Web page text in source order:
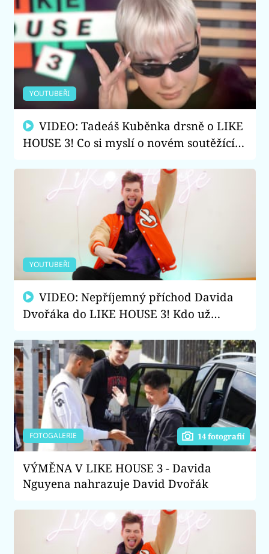
YOUTUBEŘI
HOUSE 3! Co si myslí o novém soutěžícím
YOUTUBEŘI
Dvořáka do LIKE HOUSE 3! Kdo už
FOTOGALERIE 14 fotografií
VÝMĚNA V LIKE HOUSE 3 - Davida
Nguyena nahrazuje David Dvořák